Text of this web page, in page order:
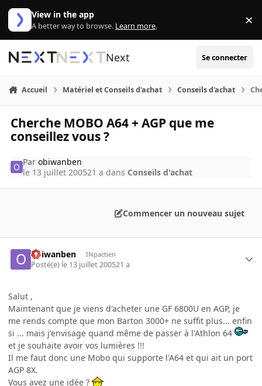
Aller au contenu
View in the app
A better way to browse. Learn more. ×
Next Se connecter
Accueil Matériel et Conseils d'achat Conseils d'achat
Cherche MOBO A64 + AGP que me
conseillez vous ?
Parobiwanben
le 13 juillet 200521 a dans Conseils d'achat
Commencer un nouveau sujet
obiwanben INpactien
Posté(e) le 13 juillet 200521 a
Salut ,
Maintenant que je viens d'acheter une GF 6800U en AGP, je
me rends compte que mon Barton 3000+ ne suffit plus... enfin
si ... mais j'envisage quand même de passer à l'Athlon 64
et je souhaite avoir vos lumières !!!
Il me faut donc une Mobo qui supporte l'A64 et qui ait un port
AGP 8X.
Vous avez une idée ?